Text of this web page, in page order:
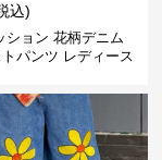
込)
ション 花柄デニム
パンツ レディース